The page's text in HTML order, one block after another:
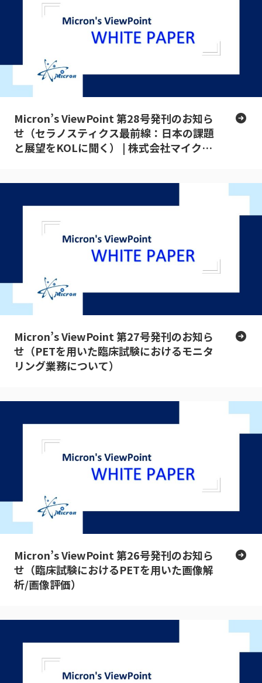
Micron’s ViewPoint 第28号発刊のお知ら
せ（セラノスティクス最前線：日本の課題
と展望をKOLに聞く） | 株式会社マイクロ
Micron’s ViewPoint 第27号発刊のお知ら
せ（PETを用いた臨床試験におけるモニタ
リング業務について）
Micron’s ViewPoint 第26号発刊のお知ら
せ（臨床試験におけるPETを用いた画像解
析/画像評価）